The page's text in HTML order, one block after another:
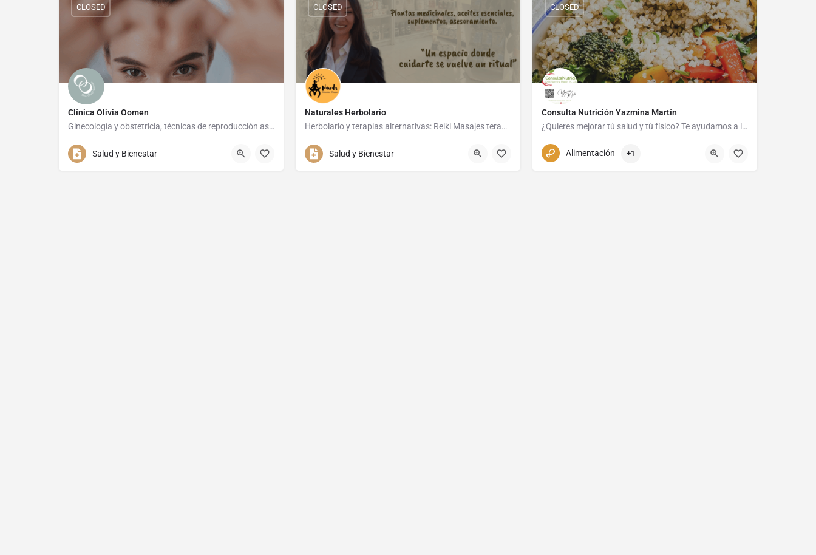
Clínica Olivia Oomen
Ginecología y obstetricia, técnicas de reproducción asistida, medicina estética, ginecología estética y…
607 79 63 22 / 928 14 02 34
Calle El Estanque De La Cruz 2
CLOSED
Salud y Bienestar
Naturales Herbolario
Herbolario y terapias alternativas: Reiki Masajes terapéuticos, relajantes, orientales, drenaje…
722 752 340
Calle Alcalde Jose Santos Gonzalez 2
CLOSED
Salud y Bienestar
Consulta Nutrición Yazmina Martín
¿Quieres mejorar tú salud y tú físico? Te ayudamos a lograrlo: salud hormonal de la mujer, nutrición…
928 14 02 23 / 605 85 38 48
Calle Los Tenderititos 45
CLOSED
Alimentación +1